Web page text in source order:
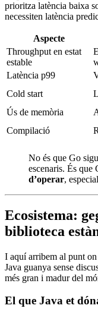
prioritza latència baixa
necessiten latència
Aspecte
Throughput en estat
estable
Latència p99
Cold start
Ús de memòria
Compilació
No és que Go
escenaris. És que
d’operar,
Ecosistema:
biblioteca
I aquí arribem al punt on
Java guanya sense
més gran i madur del
El que Java et